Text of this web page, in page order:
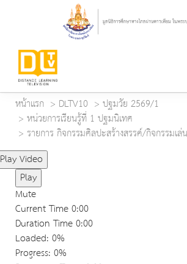
หน้าแรก DLTV10
ปฐมวัย 2569/1
หน่วยการเรียนรู้ที่ 1 ปฐมนิเทศ
รายการ กิจกรรมศิลปะสร้างสรรค์/กิจกรรมเ
Play Video
Play
Mute
Current Time0:00
Duration Time0:00
Loaded: 0%
Progress: 0%